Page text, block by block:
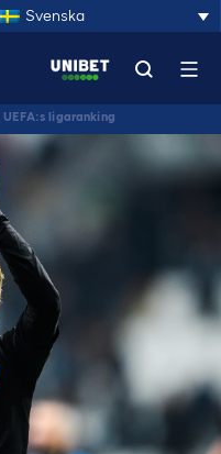
Svenska
ligaranking